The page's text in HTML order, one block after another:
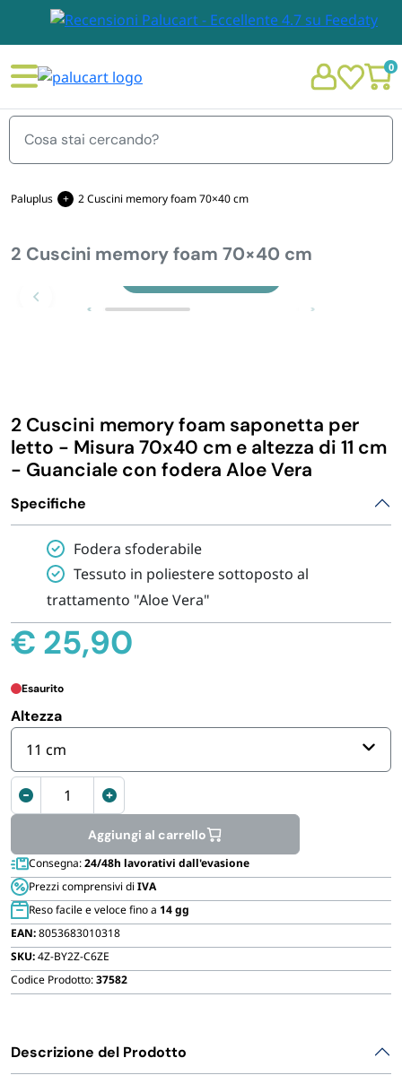
0
Menu
STOVIGLIE E TOVAGLIOLI
IGIENE E PULIZIA
PERSONA E MEDICALI
AVVOLGENTI E CONTENITORI ALIMENTARI
FORNITURE SETTORE HO.RE.CA
BIODEGRADABILE
Paluplus 2 Cuscini memory foam 70×40 cm
2 Cuscini memory foam 70×40 cm
Zoom
2 Cuscini memory foam saponetta per
letto - Misura 70x40 cm e altezza di 11 cm
- Guanciale con fodera Aloe Vera
Specifiche
Fodera sfoderabile
Tessuto in poliestere sottoposto al
trattamento "Aloe Vera"
€ 25,90
Esaurito
Altezza
11 cm
Cuscini
foam
70x40
cm
quantità
Aggiungi al carrello
Consegna:24/48h lavorativi dall'evasione
Prezzi comprensivi di IVA
Reso facile e veloce fino a 14 gg
EAN:8053683010318
SKU:4Z-BY2Z-C6ZE
Codice Prodotto:37582
Descrizione del Prodotto